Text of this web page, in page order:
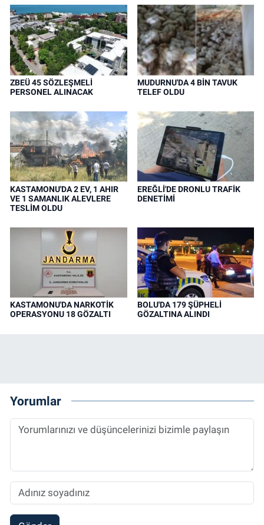
ZBEÜ 45 SÖZLEŞMELİ
PERSONEL ALINACAK
MUDURNU'DA 4 BİN TAVUK
TELEF OLDU
KASTAMONU'DA 2 EV, 1 AHIR
VE 1 SAMANLIK ALEVLERE
TESLİM OLDU
EREĞLİ'DE DRONLU TRAFİK
DENETİMİ
KASTAMONU'DA NARKOTİK
OPERASYONU 18 GÖZALTI
BOLU'DA 179 ŞÜPHELİ
GÖZALTINA ALINDI
Yorumlar